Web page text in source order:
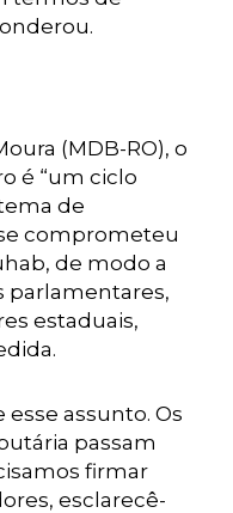
(MDB-RO), o
é “um ciclo
de
comprometeu
de modo a
parlamentares,
estaduais,
assunto. Os
passam
firmar
esclarecê-